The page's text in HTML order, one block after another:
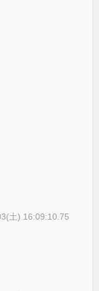
土) 16:09:10.75